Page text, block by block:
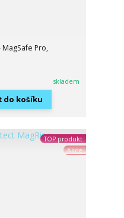
MagSafe Pro,
skladem
do košíku
TOP produkt
Akce